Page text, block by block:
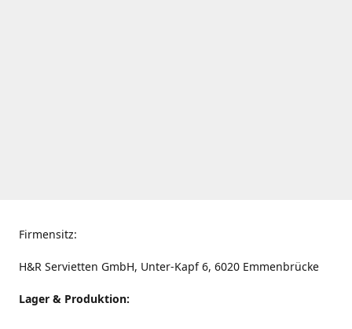
Firmensitz:
H&R Servietten GmbH, Unter-Kapf 6, 6020 Emmenbrücke
Lager & Produktion: